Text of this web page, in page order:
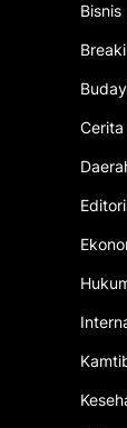
Bisnis
Cerita